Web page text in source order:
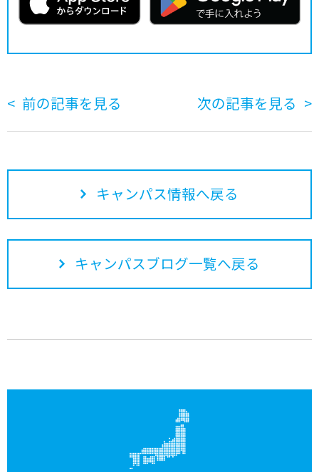
前の記事を見る 次の記事を見る
キャンパス情報へ戻る
キャンパスブログ一覧へ戻る